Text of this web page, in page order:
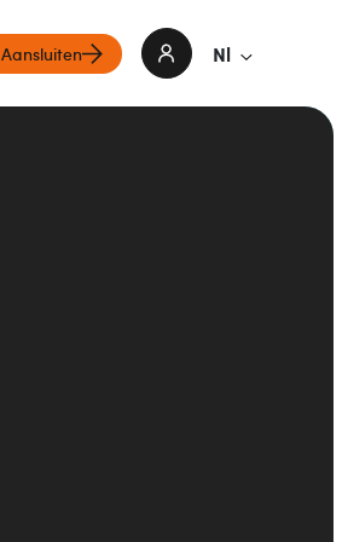
Aansluiten Nl